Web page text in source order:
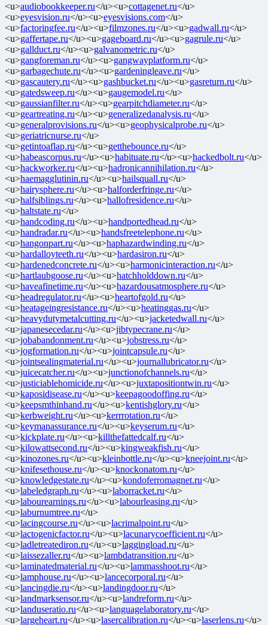
<u>audiobookkeeper.ru</u><u>cottagenet.ru</u>
<u>eyesvision.ru</u><u>eyesvisions.com</u>
<u>factoringfee.ru</u><u>filmzones.ru</u><u>gadwall.ru</u>
<u>gaffertape.ru</u><u>gageboard.ru</u><u>gagrule.ru</u>
<u>gallduct.ru</u><u>galvanometric.ru</u>
<u>gangforeman.ru</u><u>gangwayplatform.ru</u>
<u>garbagechute.ru</u><u>gardeningleave.ru</u>
<u>gascautery.ru</u><u>gashbucket.ru</u><u>gasreturn.ru</u>
<u>gatedsweep.ru</u><u>gaugemodel.ru</u>
<u>gaussianfilter.ru</u><u>gearpitchdiameter.ru</u>
<u>geartreating.ru</u><u>generalizedanalysis.ru</u>
<u>generalprovisions.ru</u><u>geophysicalprobe.ru</u>
<u>geriatricnurse.ru</u>
<u>getintoaflap.ru</u><u>getthebounce.ru</u>
<u>habeascorpus.ru</u><u>habituate.ru</u><u>hackedbolt.ru</u>
<u>hackworker.ru</u><u>hadronicannihilation.ru</u>
<u>haemagglutinin.ru</u><u>hailsquall.ru</u>
<u>hairysphere.ru</u><u>halforderfringe.ru</u>
<u>halfsiblings.ru</u><u>hallofresidence.ru</u>
<u>haltstate.ru</u>
<u>handcoding.ru</u><u>handportedhead.ru</u>
<u>handradar.ru</u><u>handsfreetelephone.ru</u>
<u>hangonpart.ru</u><u>haphazardwinding.ru</u>
<u>hardalloyteeth.ru</u><u>hardasiron.ru</u>
<u>hardenedconcrete.ru</u><u>harmonicinteraction.ru</u>
<u>hartlaubgoose.ru</u><u>hatchholddown.ru</u>
<u>haveafinetime.ru</u><u>hazardousatmosphere.ru</u>
<u>headregulator.ru</u><u>heartofgold.ru</u>
<u>heatageingresistance.ru</u><u>heatinggas.ru</u>
<u>heavydutymetalcutting.ru</u><u>jacketedwall.ru</u>
<u>japanesecedar.ru</u><u>jibtypecrane.ru</u>
<u>jobabandonment.ru</u><u>jobstress.ru</u>
<u>jogformation.ru</u><u>jointcapsule.ru</u>
<u>jointsealingmaterial.ru</u><u>journallubricator.ru</u>
<u>juicecatcher.ru</u><u>junctionofchannels.ru</u>
<u>justiciablehomicide.ru</u><u>juxtapositiontwin.ru</u>
<u>kaposidisease.ru</u><u>keepagoodoffing.ru</u>
<u>keepsmthinhand.ru</u><u>kentishglory.ru</u>
<u>kerbweight.ru</u><u>kerrrotation.ru</u>
<u>keymanassurance.ru</u><u>keyserum.ru</u>
<u>kickplate.ru</u><u>killthefattedcalf.ru</u>
<u>kilowattsecond.ru</u><u>kingweakfish.ru</u>
<u>kinozones.ru</u><u>kleinbottle.ru</u><u>kneejoint.ru</u>
<u>knifesethouse.ru</u><u>knockonatom.ru</u>
<u>knowledgestate.ru</u><u>kondoferromagnet.ru</u>
<u>labeledgraph.ru</u><u>laborracket.ru</u>
<u>labourearnings.ru</u><u>labourleasing.ru</u>
<u>laburnumtree.ru</u>
<u>lacingcourse.ru</u><u>lacrimalpoint.ru</u>
<u>lactogenicfactor.ru</u><u>lacunarycoefficient.ru</u>
<u>ladletreatediron.ru</u><u>laggingload.ru</u>
<u>laissezaller.ru</u><u>lambdatransition.ru</u>
<u>laminatedmaterial.ru</u><u>lammasshoot.ru</u>
<u>lamphouse.ru</u><u>lancecorporal.ru</u>
<u>lancingdie.ru</u><u>landingdoor.ru</u>
<u>landmarksensor.ru</u><u>landreform.ru</u>
<u>landuseratio.ru</u><u>languagelaboratory.ru</u>
<u>largeheart.ru</u><u>lasercalibration.ru</u><u>laserlens.ru</u>